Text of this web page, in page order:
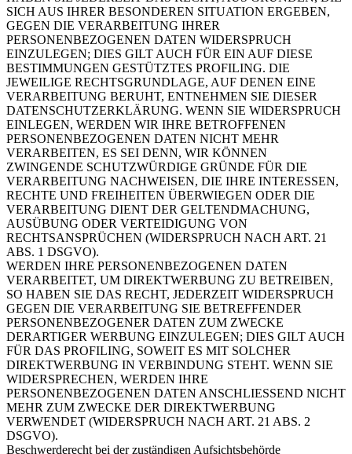
SICH AUS IHRER BESONDEREN SITUATION ERGEBEN,
GEGEN DIE VERARBEITUNG IHRER
PERSONENBEZOGENEN DATEN WIDERSPRUCH
EINZULEGEN; DIES GILT AUCH FÜR EIN AUF DIESE
BESTIMMUNGEN GESTÜTZTES PROFILING. DIE
JEWEILIGE RECHTSGRUNDLAGE, AUF DENEN EINE
VERARBEITUNG BERUHT, ENTNEHMEN SIE DIESER
DATENSCHUTZERKLÄRUNG. WENN SIE WIDERSPRUCH
EINLEGEN, WERDEN WIR IHRE BETROFFENEN
PERSONENBEZOGENEN DATEN NICHT MEHR
VERARBEITEN, ES SEI DENN, WIR KÖNNEN
ZWINGENDE SCHUTZWÜRDIGE GRÜNDE FÜR DIE
VERARBEITUNG NACHWEISEN, DIE IHRE INTERESSEN,
RECHTE UND FREIHEITEN ÜBERWIEGEN ODER DIE
VERARBEITUNG DIENT DER GELTENDMACHUNG,
AUSÜBUNG ODER VERTEIDIGUNG VON
RECHTSANSPRÜCHEN (WIDERSPRUCH NACH ART. 21
ABS. 1 DSGVO).
WERDEN IHRE PERSONENBEZOGENEN DATEN
VERARBEITET, UM DIREKTWERBUNG ZU BETREIBEN,
SO HABEN SIE DAS RECHT, JEDERZEIT WIDERSPRUCH
GEGEN DIE VERARBEITUNG SIE BETREFFENDER
PERSONENBEZOGENER DATEN ZUM ZWECKE
DERARTIGER WERBUNG EINZULEGEN; DIES GILT AUCH
FÜR DAS PROFILING, SOWEIT ES MIT SOLCHER
DIREKTWERBUNG IN VERBINDUNG STEHT. WENN SIE
WIDERSPRECHEN, WERDEN IHRE
PERSONENBEZOGENEN DATEN ANSCHLIESSEND NICHT
MEHR ZUM ZWECKE DER DIREKTWERBUNG
VERWENDET (WIDERSPRUCH NACH ART. 21 ABS. 2
DSGVO).
Beschwerderecht bei der zuständigen Aufsichtsbehörde